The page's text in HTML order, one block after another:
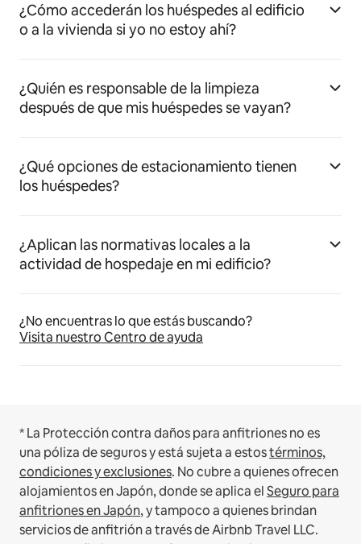
¿Cómo accederán los huéspedes al edificio
o a la vivienda si yo no estoy ahí?
¿Quién es responsable de la limpieza
después de que mis huéspedes se vayan?
¿Qué opciones de estacionamiento tienen
los huéspedes?
¿Aplican las normativas locales a la
actividad de hospedaje en mi edificio?
¿No encuentras lo que estás buscando?
Visita nuestro Centro de ayuda
* La Protección contra daños para anfitriones no es
una póliza de seguros y está sujeta a estostérminos,
condiciones y exclusiones. No cubre a quienes ofrecen
alojamientos en Japón, donde se aplica elSeguro para
anfitriones en Japón, y tampoco a quienes brindan
servicios de anfitrión a través de Airbnb Travel LLC.